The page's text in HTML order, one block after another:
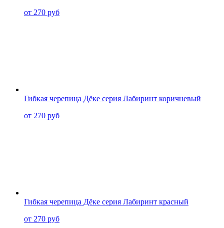
от 270 руб
Гибкая черепица Дёке серия Лабиринт коричневый
от 270 руб
Гибкая черепица Дёке серия Лабиринт красный
от 270 руб